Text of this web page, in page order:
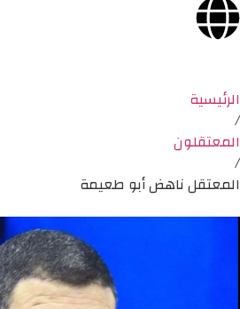
الرئيسية
/
المعتقلون
/
المعتقل ناهض أبو طعيمة